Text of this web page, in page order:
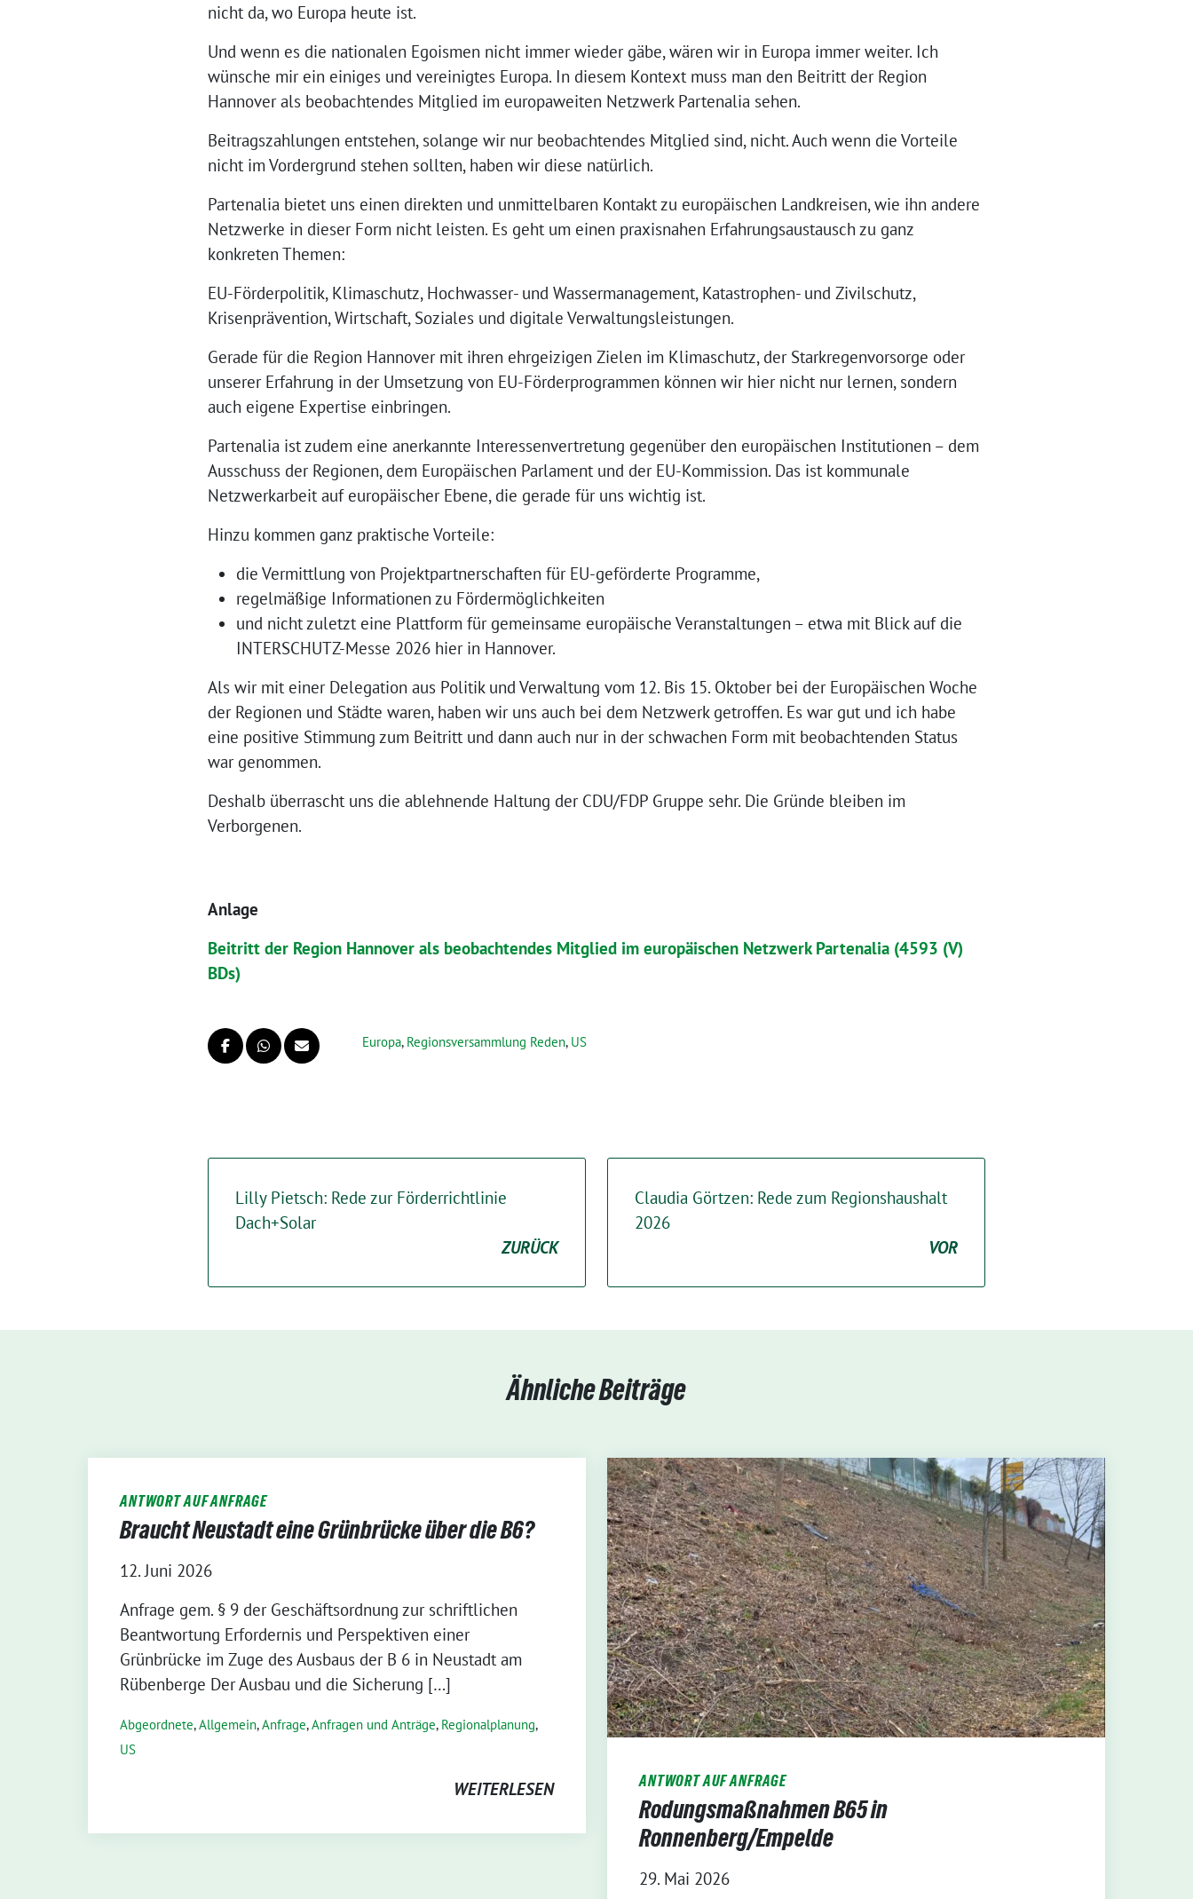
nicht da, wo Europa heute ist.
Und wenn es die nationalen Egoismen nicht immer wieder gäbe, wären wir in Europa immer weiter. Ich
wünsche mir ein einiges und vereinigtes Europa. In diesem Kontext muss man den Beitritt der Region
Hannover als beobachtendes Mitglied im europaweiten Netzwerk Partenalia sehen.
Beitragszahlungen entstehen, solange wir nur beobachtendes Mitglied sind, nicht. Auch wenn die Vorteile
nicht im Vordergrund stehen sollten, haben wir diese natürlich.
Partenalia bietet uns einen direkten und unmittelbaren Kontakt zu europäischen Landkreisen, wie ihn andere
Netzwerke in dieser Form nicht leisten. Es geht um einen praxisnahen Erfahrungsaustausch zu ganz
konkreten Themen:
EU-Förderpolitik, Klimaschutz, Hochwasser- und Wassermanagement, Katastrophen- und Zivilschutz,
Krisenprävention, Wirtschaft, Soziales und digitale Verwaltungsleistungen.
Gerade für die Region Hannover mit ihren ehrgeizigen Zielen im Klimaschutz, der Starkregenvorsorge oder
unserer Erfahrung in der Umsetzung von EU-Förderprogrammen können wir hier nicht nur lernen, sondern
auch eigene Expertise einbringen.
Partenalia ist zudem eine anerkannte Interessenvertretung gegenüber den europäischen Institutionen – dem
Ausschuss der Regionen, dem Europäischen Parlament und der EU-Kommission. Das ist kommunale
Netzwerkarbeit auf europäischer Ebene, die gerade für uns wichtig ist.
Hinzu kommen ganz praktische Vorteile:
die Vermittlung von Projektpartnerschaften für EU-geförderte Programme,
regelmäßige Informationen zu Fördermöglichkeiten
und nicht zuletzt eine Plattform für gemeinsame europäische Veranstaltungen – etwa mit Blick auf die
INTERSCHUTZ-Messe 2026 hier in Hannover.
Als wir mit einer Delegation aus Politik und Verwaltung vom 12. Bis 15. Oktober bei der Europäischen Woche
der Regionen und Städte waren, haben wir uns auch bei dem Netzwerk getroffen. Es war gut und ich habe
eine positive Stimmung zum Beitritt und dann auch nur in der schwachen Form mit beobachtenden Status
war genommen.
Deshalb überrascht uns die ablehnende Haltung der CDU/FDP Gruppe sehr. Die Gründe bleiben im
Verborgenen.
Anlage
Beitritt der Region Hannover als beobachtendes Mitglied im europäischen Netzwerk Partenalia (4593 (V)
BDs)
Europa, Regionsversammlung Reden, US
Lilly Pietsch: Rede zur Förderrichtlinie
Dach+Solar
ZURÜCK
Claudia Görtzen: Rede zum Regionshaushalt
2026
VOR
Ähnliche Beiträge
ANTWORT AUF ANFRAGE
Braucht Neustadt eine Grünbrücke über die B6?
12. Juni 2026
Anfrage gem. § 9 der Geschäftsordnung zur schriftlichen
Beantwortung Erfordernis und Perspektiven einer
Grünbrücke im Zuge des Ausbaus der B 6 in Neustadt am
Rübenberge Der Ausbau und die Sicherung […]
Abgeordnete,Allgemein,Anfrage,Anfragen und Anträge, Regionalplanung,
US
WEITERLESEN ANTWORT AUF ANFRAGE
Rodungsmaßnahmen B65 in
Ronnenberg/Empelde
29. Mai 2026